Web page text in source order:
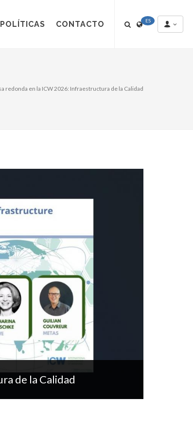
POLÍTICAS CONTACTO ES
redonda en la ICW 2026: Infraestructura de la Calidad
de la Calidad